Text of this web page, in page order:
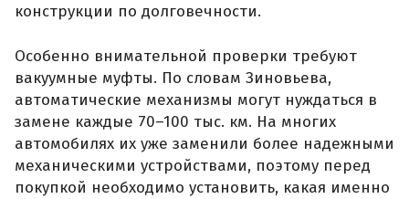
конструкции по долговечности.
Особенно внимательной проверки требуют
вакуумные муфты. По словам Зиновьева,
автоматические механизмы могут нуждаться в
замене каждые 70–100 тыс. км. На многих
автомобилях их уже заменили более надежными
механическими устройствами, поэтому перед
покупкой необходимо установить, какая именно